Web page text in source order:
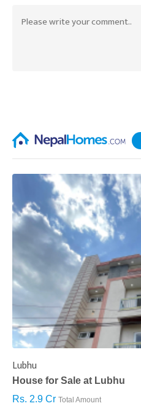
Lubhu
House for Sale at Lubhu
Rs. 2.9 Cr Total Amount